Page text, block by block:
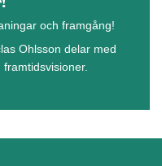
och framgång!
Ohlsson delar med